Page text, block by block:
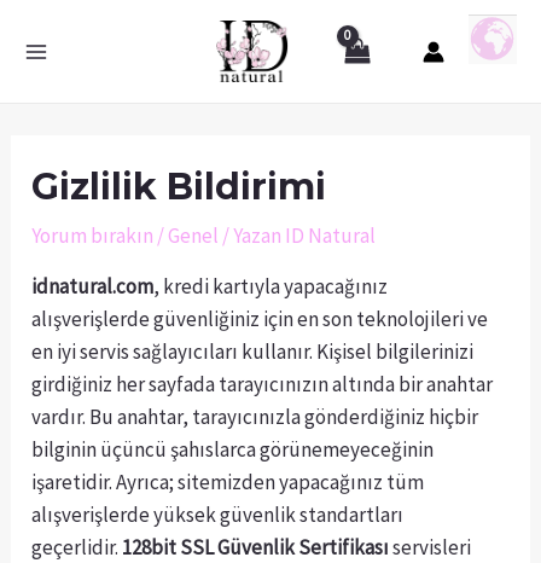
Gizlilik Bildirimi
Yorum bırakın /Genel / Yazan ID Natural
idnatural.com, kredi kartıyla yapacağınız
alışverişlerde güvenliğiniz için en son teknolojileri ve
en iyi servis sağlayıcıları kullanır. Kişisel bilgilerinizi
girdiğiniz her sayfada tarayıcınızın altında bir anahtar
vardır. Bu anahtar, tarayıcınızla gönderdiğiniz hiçbir
bilginin üçüncü şahıslarca görünemeyeceğinin
işaretidir. Ayrıca; sitemizden yapacağınız tüm
alışverişlerde yüksek güvenlik standartları
geçerlidir. 128bit SSL Güvenlik Sertifikasıservisleri